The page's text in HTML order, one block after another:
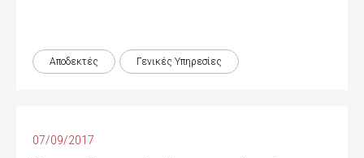
Αποδεκτές Γενικές Yπηρεσίες
07/09/2017